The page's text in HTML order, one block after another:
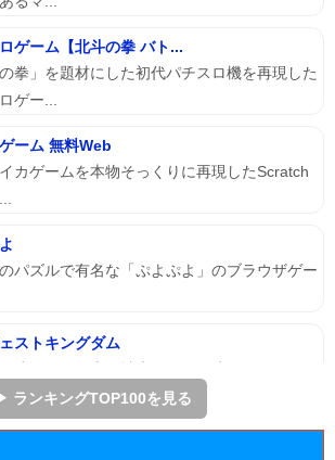
ゲーム【北斗の拳 バト...
の拳」を題材にした初代パチスロ機を再現した
ゲー...
ーム 無料Web
イカゲームを本物そっくりに再現したScratch
ストキングダム
再建すべく領土を拡大していく建国シミュレー
ーム...
ーパー2
を3匹以上にして捕まえていくパズルゲー
▶ ランキングTOP100を見る